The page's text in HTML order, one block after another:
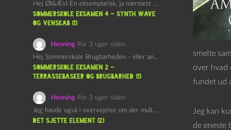
smelte
over hvad
fundet ud
Jeg kan
de eneste
Hej Øl&Ævl En eksemplarisk, ja nærmest yndefuld, afslutning på SOMMERSKOLEN.…
Sommerskole Eksamen 4 – Synth Wave
og Venskab (1)
Henning For 3 uger siden
Hej Sommerskole Brugbarheden - eller anvendeligheden - af "Øl&Ævl" er…
Sommerskole Eksamen 2 –
Terrassebasker og Brugbarhed (1)
Henning For 3 uger siden
Jeg havde også i overvejelse om der muligvis kunne være…
det sjette element (2)